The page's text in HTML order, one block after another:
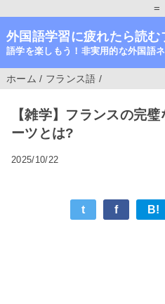
=
外国語学習に疲れたら読む
語学を楽しもう！非実用的な外国語
ホーム / フランス語 /
【雑学】フランスの完
ーツとは?
2025/10/22
t f B!